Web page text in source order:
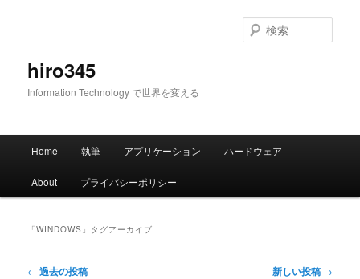
hiro345
Information Technology で世界を変える
索
メ
Home 執筆 アプリケーション ハードウェア
About プライバシーポリシー
「WINDOWS 」タグアーカイブ
投
← 過去の投稿 新しい投稿 →